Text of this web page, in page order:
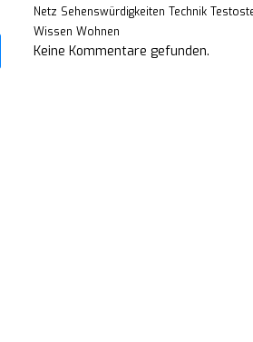
Netz Sehenswürdigkeiten Technik
Wissen Wohnen
Keine Kommentare gefunden.